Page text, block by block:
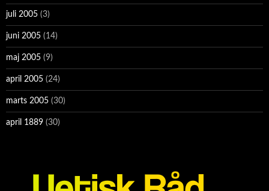
juli 2005 (3)
juni 2005 (14)
maj 2005 (9)
april 2005 (24)
marts 2005 (30)
april 1889 (30)